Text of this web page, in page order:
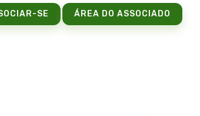
SE ÁREA DO ASSOCIADO